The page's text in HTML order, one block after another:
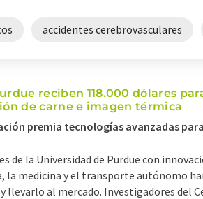
accidentes cerebrovasculares
reciben 118.000 dólares
de carne e imagen térmica
premia tecnologías avanzadas
de la Universidad de Purdue con
la medicina y el transporte autónomo
llevarlo al mercado. Investigadores del